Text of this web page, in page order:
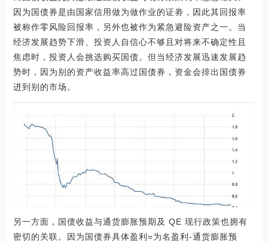
因为国债券是由国家信用做为做作业的证劵，因此其回报率
被称作零风险回报率，另外也被作为紧急避险资产之一。当
经济发展趋势下滑、投资人自信心不够且对将来不确定性且
焦虑时，投资人会挑选购买国债。但当经济发展迅速发展趋
势时，因为别的资产收益率高过国债券，资金会排出国债券
进到别的市场。
另一方面，国债收益与通货膨胀预期及 QE 现行政策也拥有
密切的关联。因为国债券具体盈利=为名盈利-通货膨胀预